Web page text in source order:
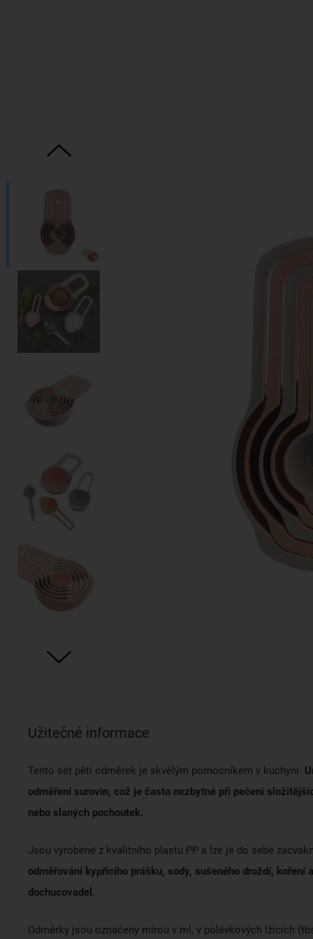
Užitečné informace
Tento set pěti odměrek je skvělým pomocníkem v kuchyni.
odměření surovin, což je často nezbytné při pečení
nebo slaných pochoutek.
Jsou vyrobené z kvalitního plastu PP a lze je do sebe
odměřování kypřicího prášku, sody, sušeného droždí, koření
dochucovadel.
Odměrky jsou označeny mírou v ml, v polévkových lžících